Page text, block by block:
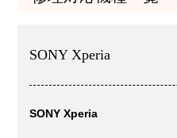
SONY Xperia
SONY Xperia